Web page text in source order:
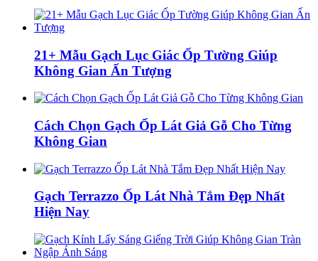
21+ Mẫu Gạch Lục Giác Ốp Tường Giúp
Không Gian Ấn Tượng
Cách Chọn Gạch Ốp Lát Giả Gỗ Cho Từng
Không Gian
Gạch Terrazzo Ốp Lát Nhà Tắm Đẹp Nhất
Hiện Nay